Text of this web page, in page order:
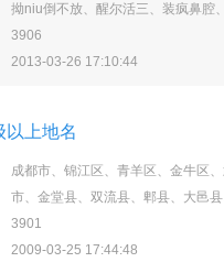
拗niu倒不放、醒尔活三、装疯鼻腔
3906
2013-03-26 17:10:44
以上地名
成都市、锦江区、青羊区、金牛区
市、金堂县、双流县、郫县、大邑
3901
2009-03-25 17:44:48